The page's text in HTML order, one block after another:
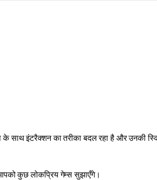
साथ इंटरैक्शन का तरीका बदल रहा है और उनकी
कुछ लोकप्रिय गेम्स सुझाएँगे।